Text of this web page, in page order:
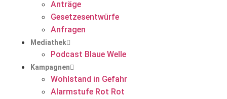
Anträge
Gesetzesentwürfe
Anfragen
Mediathek
Podcast Blaue Welle
Kampagnen
Wohlstand in Gefahr
Alarmstufe Rot Rot